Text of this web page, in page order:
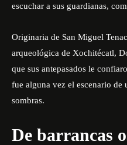
escuchar a sus guardianas,
Originaria de San Miguel
arqueológica de Xochitécatl,
que sus antepasados le
fue alguna vez el escenario de
sombras.
De barrancas